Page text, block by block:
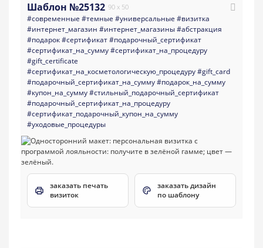
Шаблон №25132 90 x 50
#современные #темные #универсальные #визитка
#интернет_магазин #интернет_магазины#абстракция
#подарок#сертификат#подарочный_сертификат
#сертификат_на_сумму#сертификат_на_процедуру
#gift_certificate
#сертификат_на_косметологическую_процедуру#gift_card
#подарочный_сертификат_на_сумму#подарок_на_сумму
#купон_на_сумму#стильный_подарочный_сертификат
#подарочный_сертификат_на_процедуру
#сертификат_подарочный_купон_на_сумму
#уходовые_процедуры
заказать печать
визиток
заказать дизайн
по шаблону